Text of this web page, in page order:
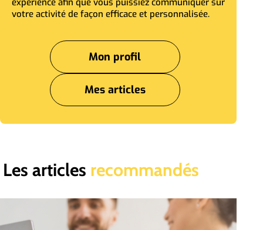
expérience afin que vous puissiez communiquer sur
votre activité de façon efficace et personnalisée.
Mon profil
Mes articles
Les articles recommandés